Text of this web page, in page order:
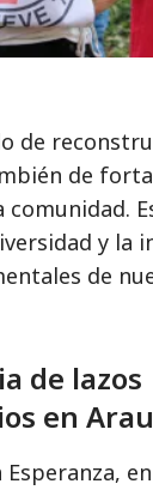
de
de
comunidad.
y la
de
de lazos
en
Esperanza,